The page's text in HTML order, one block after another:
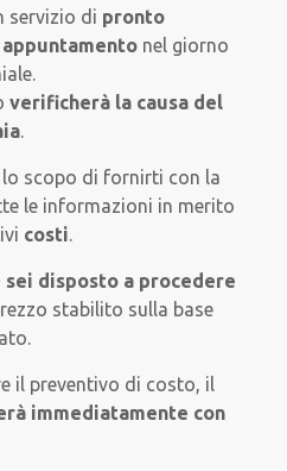
servizio di pronto
nel giorno
verificherà la causa del
.
scopo di fornirti con la
le informazioni in merito
costi.
disposto a procedere
stabilito sulla base
il preventivo di costo, il
immediatamente con